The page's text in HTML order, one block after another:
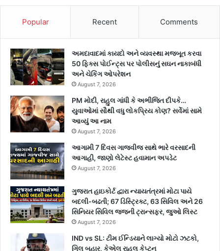
Popular Recent Comments
અમદાવાદમાં કાયદો અને વ્યવસ્થા મજબૂત કરવા
50 ફિક્સ પોઈન્ટ્સ પર પોલીસનું સઘન નાકાબંધી
અને ચેકિંગ ઓપરેશન
August 7, 2026
PM મોદી, રાહુલ ગાંધી કે અભીજિત દીપકે…
યુવાઓમાં સૌથી વધુ લોકપ્રિય કોણ? સર્વેમાં સામે
આવ્યું આ નામ
August 7, 2026
આગામી 7 દિવસ ગાજવીજ સાથે ભારે વરસાદની
આગાહી, જાણો લેટેસ્ટ હવામાન અપડેટ
August 7, 2026
ગુજરાત હાઇકોર્ટ દ્વારા ન્યાયતંત્રમાં મોટા પાયે
બદલી-બઢતી; 67 ડિસ્ટ્રિક્ટ, 63 સિવિલ અને 26
સિનિયર સિવિલ જજની ટ્રાન્સફર, જુઓ લિસ્ટ
August 7, 2026
IND vs SL: ટીમ ઈન્ડિયાને લાગ્યો મોટો ઝટકો,
ગિલ બહાર, કેએલ રાહુલ કેપ્ટન